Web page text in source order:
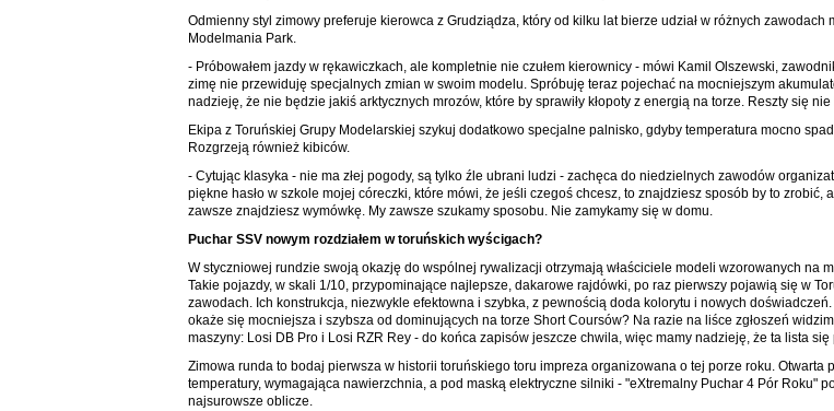
Odmienny styl zimowy preferuje kierowca z Grudziądza, który od kilku lat bierze udział w różnych zawodach
Modelmania Park.
- Próbowałem jazdy w rękawiczkach, ale kompletnie nie czułem kierownicy - mówi Kamil Olszewski,
zimę nie przewiduję specjalnych zmian w swoim modelu. Spróbuję teraz pojechać na mocniejszym
nadzieję, że nie będzie jakiś arktycznych mrozów, które by sprawiły kłopoty z energią na torze. Reszty się
Ekipa z Toruńskiej Grupy Modelarskiej szykuj dodatkowo specjalne palnisko, gdyby temperatura mocno
Rozgrzeją również kibiców.
- Cytując klasyka - nie ma złej pogody, są tylko źle ubrani ludzi - zachęca do niedzielnych zawodów
piękne hasło w szkole mojej córeczki, które mówi, że jeśli czegoś chcesz, to znajdziesz sposób by to zrobić,
zawsze znajdziesz wymówkę. My zawsze szukamy sposobu. Nie zamykamy się w domu.
Puchar SSV nowym rozdziałem w toruńskich wyścigach?
W styczniowej rundzie swoją okazję do wspólnej rywalizacji otrzymają właściciele modeli wzorowanych na
Takie pojazdy, w skali 1/10, przypominające najlepsze, dakarowe rajdówki, po raz pierwszy pojawią się w
zawodach. Ich konstrukcja, niezwykle efektowna i szybka, z pewnością doda kolorytu i nowych
okaże się mocniejsza i szybsza od dominujących na torze Short Coursów? Na razie na liśce zgłoszeń
maszyny: Losi DB Pro i Losi RZR Rey - do końca zapisów jeszcze chwila, więc mamy nadzieję, że ta lista się
Zimowa runda to bodaj pierwsza w historii toruńskiego toru impreza organizowana o tej porze roku. Otwarta
temperatury, wymagająca nawierzchnia, a pod maską elektryczne silniki - "eXtremalny Puchar 4 Pór Roku"
najsurowsze oblicze.